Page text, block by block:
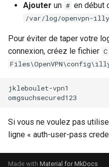
Ajouter un # en début
/var/log/openvpn-
Pour éviter de taper votre
connexion, créez le fichier
jkleboulet-vpn1
Si vous ne voulez pas
ligne « auth-user-pass
Made with Material for MkDocs